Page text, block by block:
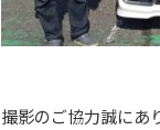
撮影のご協力誠にあ